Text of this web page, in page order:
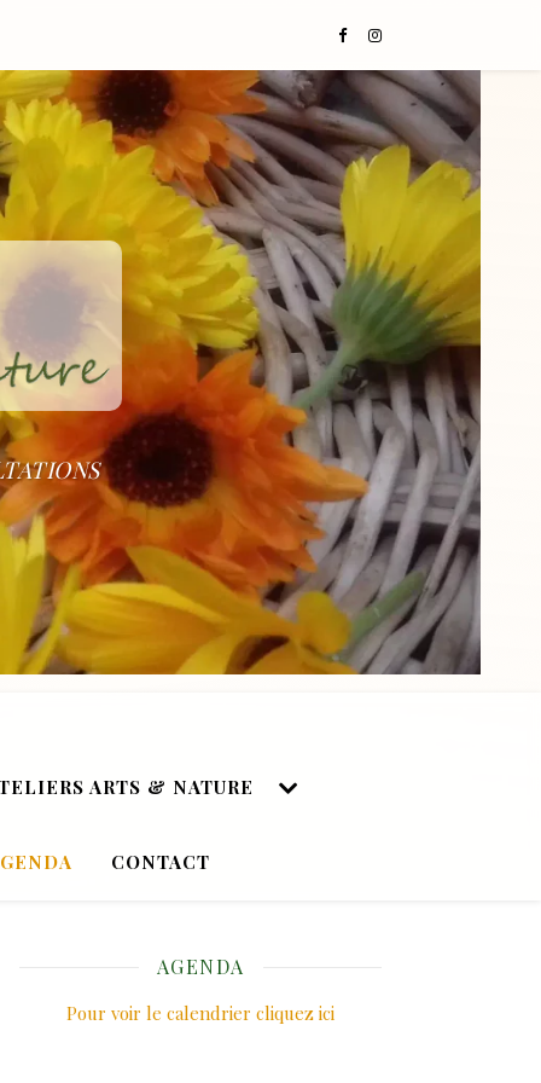
ARTS & NATURE
CONTACT
AGENDA
Pour voir le calendrier cliquez ici